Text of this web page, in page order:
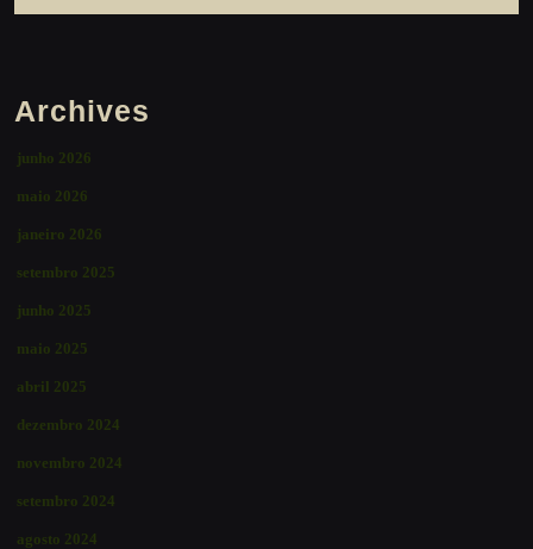
Archives
junho 2026
maio 2026
janeiro 2026
setembro 2025
junho 2025
maio 2025
abril 2025
dezembro 2024
novembro 2024
setembro 2024
agosto 2024